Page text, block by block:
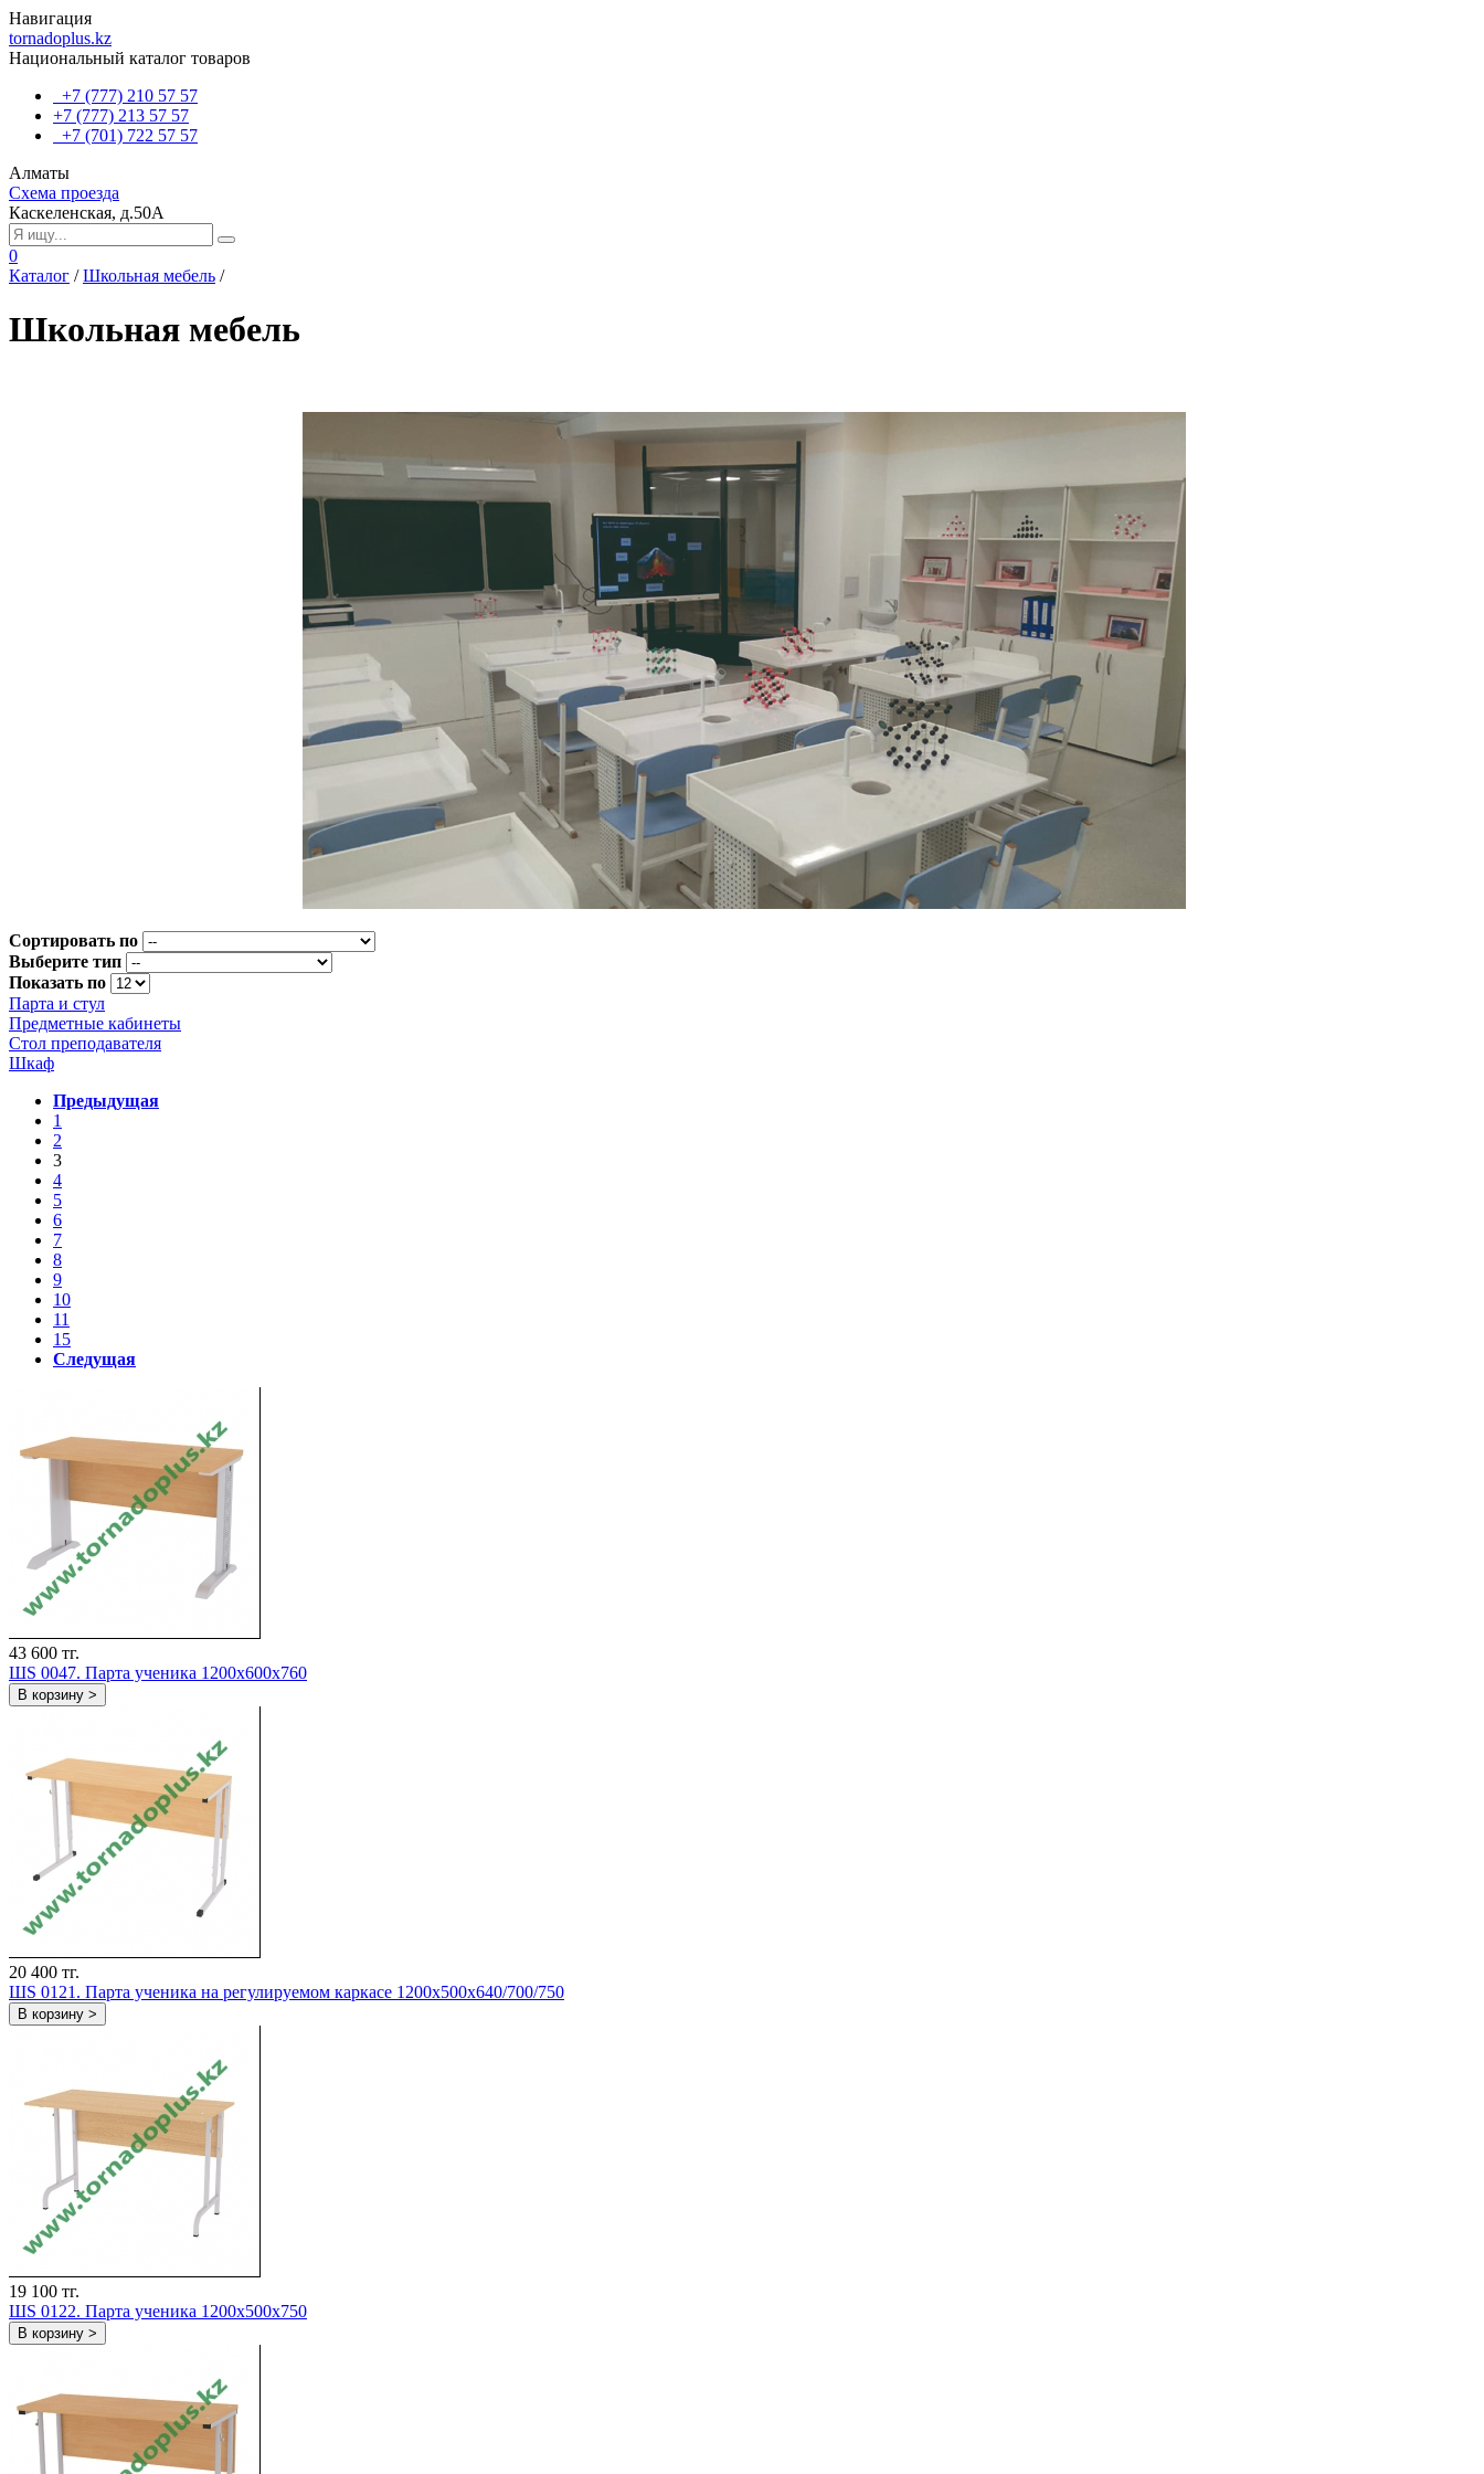
Навигация
tornadoplus.kz
Национальный каталог товаров
+7 (777) 210 57 57
+7 (777) 213 57 57
+7 (701) 722 57 57
Алматы
Схема проезда
Каскеленская, д.50А
0
Каталог /Школьная мебель /
Школьная мебель
Сортировать по
Выберите тип
Показать по
Парта и стул
Предметные кабинеты
Стол преподавателя
Шкаф
Предыдущая
1
2
3
4
5
6
7
8
9
10
11
15
Следущая
43 600 тг.
ШS 0047. Парта ученика 1200х600х760
В корзину >
20 400 тг.
ШS 0121. Парта ученика на регулируемом каркасе 1200х500х640/700/750
В корзину >
19 100 тг.
ШS 0122. Парта ученика 1200х500х750
В корзину >